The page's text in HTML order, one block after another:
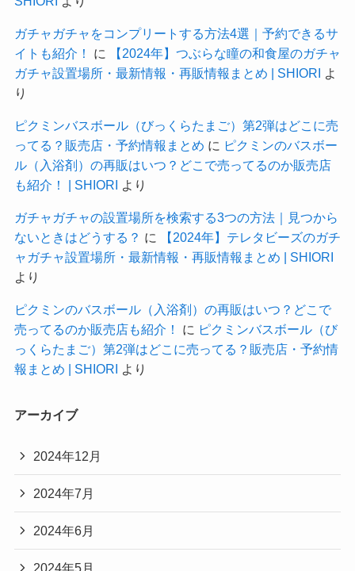
ガチャガチャをコンプリートする方法4選｜予約できるサ
イトも紹介！
に
【2024年】つぶらな瞳の和食屋のガチャ
ガチャ設置場所・最新情報・再販情報まとめ | SHIORI よ
り
ピクミンバスボール（びっくらたまご）第2弾はどこに売
ってる？販売店・予約情報まとめ に ピクミンのバスボー
ル（入浴剤）の再販はいつ？どこで売ってるのか販売店
も紹介！ | SHIORI より
ガチャガチャの設置場所を検索する3つの方法｜見つから
ないときはどうする？ に
【2024年】テレタビーズのガチ
ャガチャ設置場所・最新情報・再販情報まとめ | SHIORI
より
ピクミンのバスボール（入浴剤）の再販はいつ？どこで
売ってるのか販売店も紹介！
に ピクミンバスボール（び
っくらたまご）第2弾はどこに売ってる？販売店・予約情
報まとめ | SHIORI より
アーカイブ
2024年12月
2024年7月
2024年6月
2024年5月